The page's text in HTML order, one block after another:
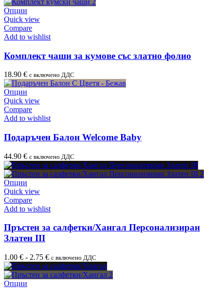
Опции
Quick view
Compare
Add to wishlist
Комплект чаши за кумове със златно фолио
18.90 € с включено ДДС
Опции
Quick view
Compare
Add to wishlist
Подаръчен Балон Welcome Baby
44.90 € с включено ДДС
Опции
Quick view
Compare
Add to wishlist
Пръстен за салфетки/Хангал Персонализиран
Златен III
1.00 € - 2.75 € с включено ДДС
Опции